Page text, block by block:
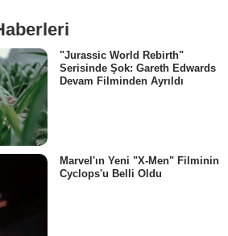
"Jurassic World Rebirth"
Serisinde Şok: Gareth Edwards
Devam Filminden Ayrıldı
Marvel'ın Yeni "X-Men" Filminin
Cyclops'u Belli Oldu